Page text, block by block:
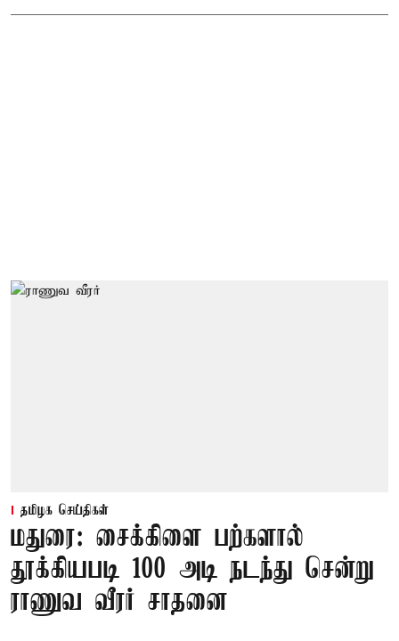
தமிழக செய்திகள்
மதுரை: சைக்கிளை பற்களால்
தூக்கியபடி 100 அடி நடந்து சென்று
ராணுவ வீரர் சாதனை